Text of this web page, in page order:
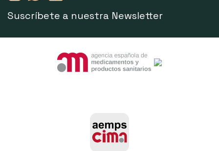
Suscríbete a nuestra Newsletter